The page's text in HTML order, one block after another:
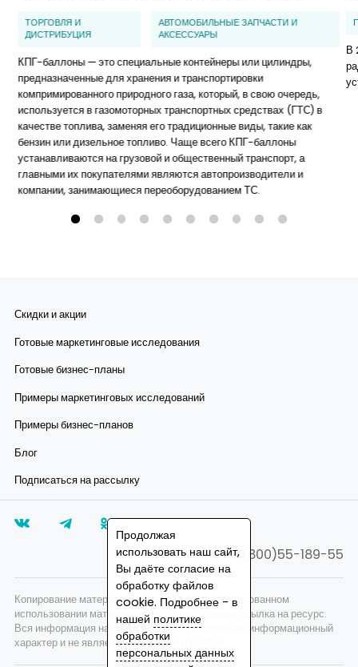
ТОРГОВЛЯ И
ДИСТРИБУЦИЯ
АВТОМОБИЛЬНЫЕ ЗАПЧАСТИ И
АКСЕССУАРЫ
КПГ-баллоны — это специальные контейнеры или цилиндры,
предназначенные для хранения и транспортировки
компримированного природного газа, который, в свою очередь,
используется в газомоторных транспортных средствах (ГТС) в
качестве топлива, заменяя его традиционные виды, такие как
бензин или дизельное топливо. Чаще всего КПГ-баллоны
устанавливаются на грузовой и общественный транспорт, а
главными их покупателями являются автопроизводители и
компании, занимающиеся переоборудованием ТС.
В
Скидки и акции
Готовые маркетинговые исследования
Готовые бизнес-планы
Примеры маркетинговых исследований
Примеры бизнес-планов
Блог
Подписаться на рассылку
8(800)55-189-55
Копирование материалов запрещено, при согласованном
использовании материалов сайта необходима ссылка на ресурс.
Вся информация на сайте носит исключительно информационный
характер и не является публичной офертой.
Продолжая
использовать наш сайт,
Вы даёте согласие на
обработку файлов
cookie. Подробнее - в
нашей политике
обработки
персональных данных